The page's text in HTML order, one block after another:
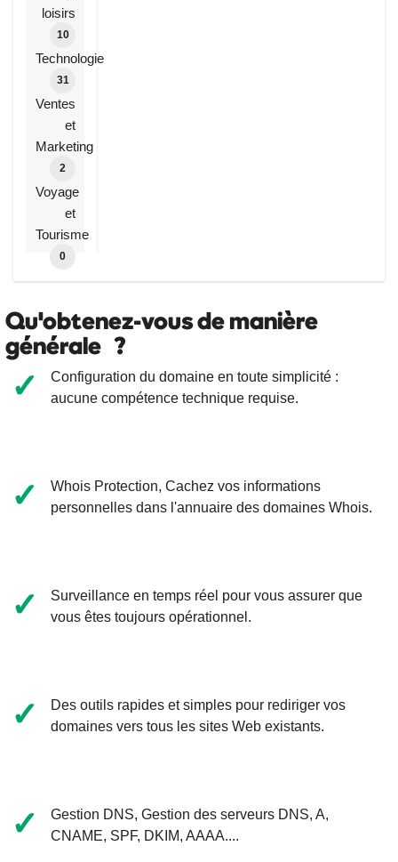
loisirs
10
Technologie
31
Ventes
et
Marketing
2
Voyage
et
Tourisme
0
.pol.dz
Vérifier la disponibilité
0 DA
8400 DA / An
4000 DA / An
2000 DA / An
7800 DA / An
Qu'obtenez-vous de manière
générale ?
✓
Configuration du domaine en toute simplicité :
aucune compétence technique requise.
✓
Whois Protection, Cachez vos informations
personnelles dans l'annuaire des domaines Whois.
✓
Surveillance en temps réel pour vous assurer que
vous êtes toujours opérationnel.
✓
Des outils rapides et simples pour rediriger vos
domaines vers tous les sites Web existants.
✓
Gestion DNS, Gestion des serveurs DNS, A,
CNAME, SPF, DKIM, AAAA....